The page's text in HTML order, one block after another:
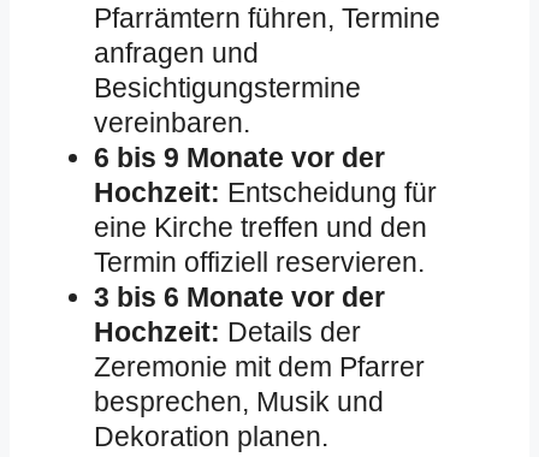
Pfarrämtern führen, Termine
anfragen und
Besichtigungstermine
vereinbaren.
6 bis 9 Monate vor der
Hochzeit: Entscheidung für
eine Kirche treffen und den
Termin offiziell reservieren.
3 bis 6 Monate vor der
Hochzeit: Details der
Zeremonie mit dem Pfarrer
besprechen, Musik und
Dekoration planen.